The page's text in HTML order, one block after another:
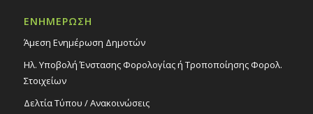
ΕΝΗΜΕΡΩΣΗ
Άμεση Ενημέρωση Δημοτών
Ηλ. Υποβολή Ένστασης Φορολογίας ή Τροποποίησης Φορολ.
Στοιχείων
Δελτία Τύπου / Ανακοινώσεις